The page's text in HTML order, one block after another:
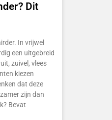
Dit
In vrijwel
een uitgebreid
zuivel, vlees
kiezen
dat deze
zijn dan
Bevat